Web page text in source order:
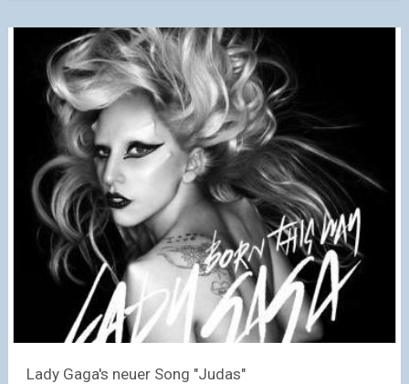
Lady Gaga's neuer Song "Judas"